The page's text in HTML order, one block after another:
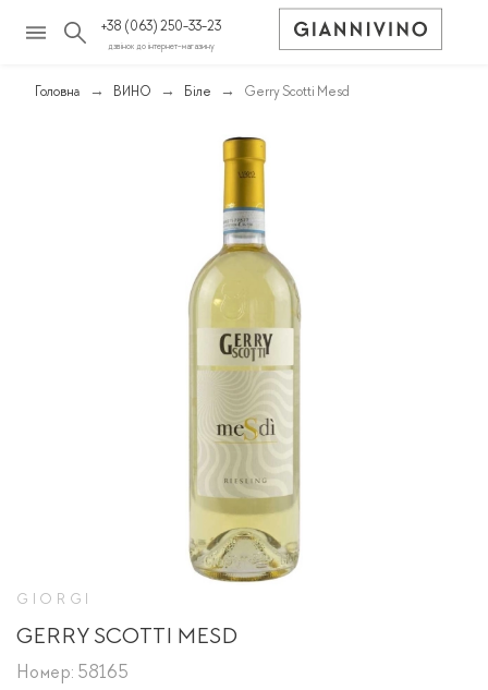
+38 (063) 250-33-23
дзвінок до інтернет-магазину
Головна ВИНО Біле Gerry Scotti Mesd
GIORGI
GERRY SCOTTI MESD
Номер: 58165